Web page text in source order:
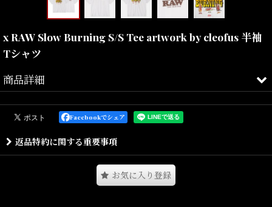
x RAW Slow Burning S/S Tee artwork by cleofus 半袖
Tシャツ
商品詳細
無添加の天然素材や有機栽培のHEMP など、
自然由来の原料にこだわる
ローリングペーパーメーカー” RAW” とのコラボレーションSS Tee
となります。
Facebookでシェア
返品特約に関する重要事項
お気に入り登録